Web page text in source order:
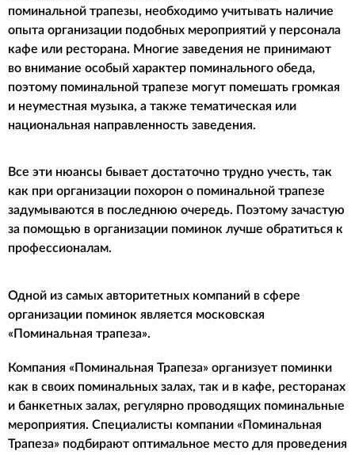
поминальной трапезы, необходимо учитывать наличие
опыта организации подобных мероприятий у персонала
кафе или ресторана. Многие заведения не принимают
во внимание особый характер поминального обеда,
поэтому поминальной трапезе могут помешать громкая
и неуместная музыка, а также тематическая или
национальная направленность заведения.
Все эти нюансы бывает достаточно трудно учесть, так
как при организации похорон о поминальной трапезе
задумываются в последнюю очередь. Поэтому зачастую
за помощью в организации поминок лучше обратиться к
профессионалам.
Одной из самых авторитетных компаний в сфере
организации поминок является московская
«Поминальная трапеза».
Компания «Поминальная Трапеза» организует поминки
как в своих поминальных залах, так и в кафе, ресторанах
и банкетных залах, регулярно проводящих поминальные
мероприятия. Специалисты компании «Поминальная
Трапеза» подбирают оптимальное место для проведения